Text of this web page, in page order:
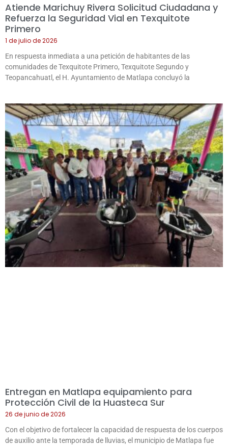
Atiende Marichuy Rivera Solicitud Ciudadana y
Refuerza la Seguridad Vial en Texquitote
Primero
1 de julio de 2026
En respuesta inmediata a una petición de habitantes de las
comunidades de Texquitote Primero, Texquitote Segundo y
Teopancahuatl, el H. Ayuntamiento de Matlapa concluyó la
Entregan en Matlapa equipamiento para
Protección Civil de la Huasteca Sur
26 de junio de 2026
Con el objetivo de fortalecer la capacidad de respuesta de los cuerpos
de auxilio ante la temporada de lluvias, el municipio de Matlapa fue